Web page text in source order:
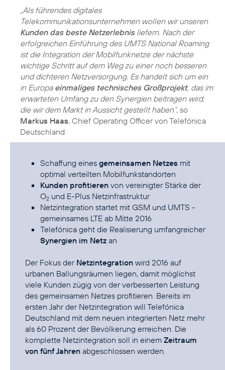
„Als führendes digitales
Telekommunikationsunternehmen wollen wir unseren
Kunden das beste Netzerlebnisliefern. Nach der
erfolgreichen Einführung des UMTS National Roaming
ist die Integration der Mobilfunknetze der nächste
wichtige Schritt auf dem Weg zu einer noch besseren
und dichteren Netzversorgung. Es handelt sich um ein
in Europa einmaliges technisches Großprojekt, das im
erwarteten Umfang zu den Synergien beitragen wird,
die wir dem Markt in Aussicht gestellt haben“, so
Markus Haas, Chief Operating Officer von Telefónica
Deutschland.
Schaffung eines gemeinsamen Netzes mit
optimal verteilten Mobilfunkstandorten
Kunden profitieren von vereinigter Stärke der
O2 und E-Plus Netzinfrastruktur
Netzintegration startet mit GSM und UMTS -
gemeinsames LTE ab Mitte 2016
Telefónica geht die Realisierung umfangreicher
Synergien im Netz an
Der Fokus der Netzintegration wird 2016 auf
urbanen Ballungsräumen liegen, damit möglichst
viele Kunden zügig von der verbesserten Leistung
des gemeinsamen Netzes profitieren. Bereits im
ersten Jahr der Netzintegration will Telefónica
Deutschland mit dem neuen integrierten Netz mehr
als 60 Prozent der Bevölkerung erreichen. Die
komplette Netzintegration soll in einem Zeitraum
von fünf Jahren abgeschlossen werden.